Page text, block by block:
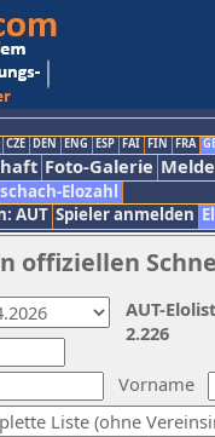
CZE DEN ENG ESP FAI FIN FRA
Foto-Galerie
Elozahl
AUT Spieler anmelden
offiziellen
Vorname
AUT-
2.226